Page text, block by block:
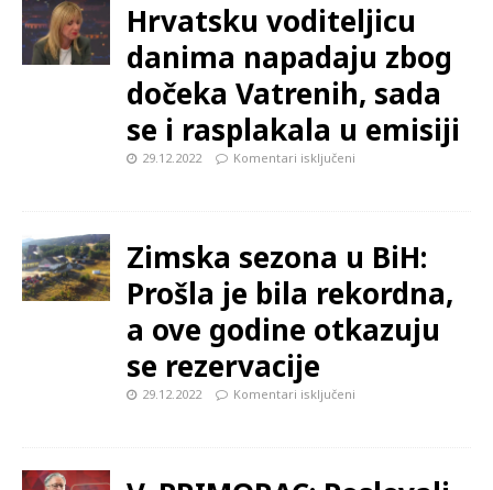
Hrvatsku voditeljicu
danima napadaju zbog
dočeka Vatrenih, sada
se i rasplakala u emisiji
29.12.2022 Komentari isključeni
Zimska sezona u BiH:
Prošla je bila rekordna,
a ove godine otkazuju
se rezervacije
29.12.2022 Komentari isključeni